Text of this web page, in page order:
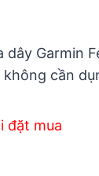
Garmin
cần
đặt mua